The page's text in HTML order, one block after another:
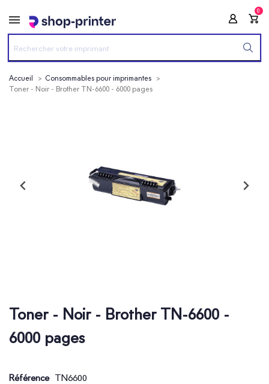
0
Accueil
Consommables pour imprimantes
Toner - Noir - Brother TN-6600 - 6000 pages
Toner - Noir - Brother TN-6600 -
6000 pages
Référence TN6600